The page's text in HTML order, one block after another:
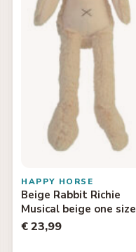
HAPPY HORSE
Beige Rabbit Richie
Musical beige one size
€ 23,99